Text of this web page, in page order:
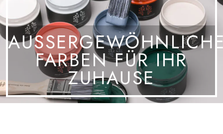
AUSSERGEWÖHNLICHE
ARBEN FÜR IHR Z
UHAUSE